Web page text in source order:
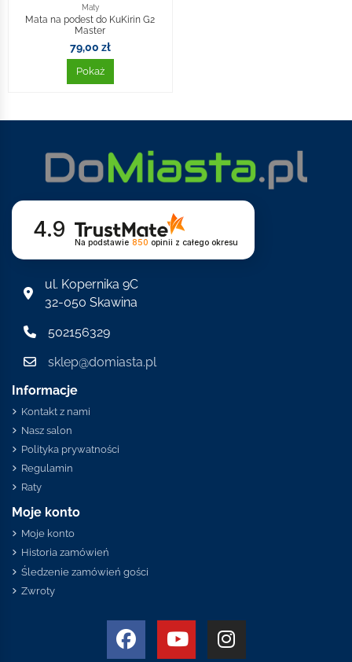
Maty
Mata na podest do KuKirin G2
Master
79,00 zł
Pokaż
4.9
Na podstawie 850 opinii z całego okresu
ul. Kopernika 9C
32-050 Skawina
502156329
sklep@domiasta.pl
Informacje
Kontakt z nami
Nasz salon
Polityka prywatności
Regulamin
Raty
Moje konto
Moje konto
Historia zamówień
Śledzenie zamówień gości
Zwroty